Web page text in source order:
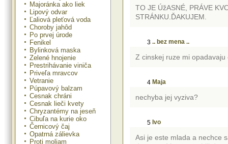
Majoránka ako liek
Lipový odvar
Ľaliová pleťová voda
Choroby jahôd
Po prvej úrode
Fenikel
Bylinková maska
Zelené hnojenie
Prestrihávanie viniča
Priveľa mravcov
Vetranie
Púpavový balzam
Cesnak chráni
Cesnak lieči kvety
Chryzantémy na jeseň
Cibuľa na kurie oko
Černicový čaj
Opatrná zálievka
Proti moliam
TO JE ÚžASNÉ, PRÁVE
STRÁNKU.ĎAKUJEM.
3 .. bez mena ..
Z cinskej ruze mi
4 Maja
nechyba jej vyziva?
5 Ivo
Asi je este mlada a nechce